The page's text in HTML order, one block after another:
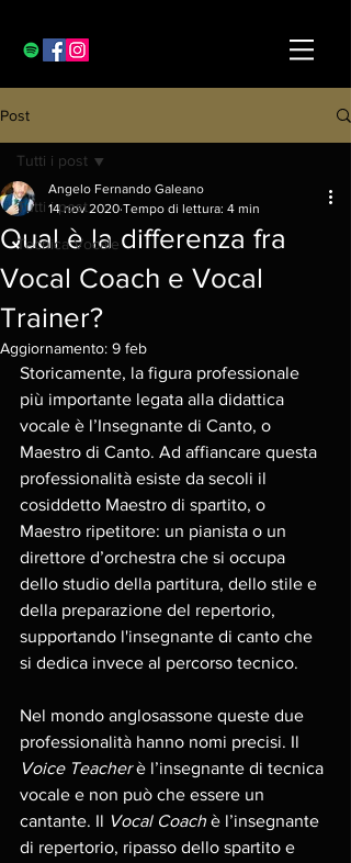
Post
Tutti i post
Tecnica Vocale
Tutti i post
Qual è la differenza fra
Vocal Coach e Vocal
Trainer?
Angelo Fernando Galeano
14 nov 2020 Tempo di lettura: 4 min
Aggiornamento: 9 feb
Storicamente, la figura professionale
più importante legata alla didattica
vocale è l’Insegnante di Canto, o
Maestro di Canto. Ad affiancare questa
professionalità esiste da secoli il
cosiddetto Maestro di spartito, o
Maestro ripetitore: un pianista o un
direttore d’orchestra che si occupa
dello studio della partitura, dello stile e
della preparazione del repertorio,
supportando l'insegnante di canto che
si dedica invece al percorso tecnico.
Nel mondo anglosassone queste due
professionalità hanno nomi precisi. Il
Voice Teacher è l’insegnante di tecnica
vocale e non può che essere un
cantante. Il Vocal Coach è l’insegnante
di repertorio, ripasso dello spartito e